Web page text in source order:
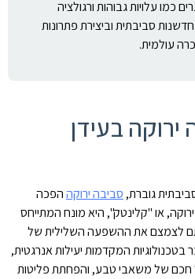
כמו עלויות גבוהות ורגולציה
סביבתית וביצירת פתרונות
עולמית.
ירוקה בעידן
גוברת, סביבה ירוקההפכה
או "קלינטק", היא מונח המתייחס
לצמצם את ההשפעה השלילית של
המקדמות יעילות אנרגטית,
חכם של משאבי טבע, והפחתת פליטות